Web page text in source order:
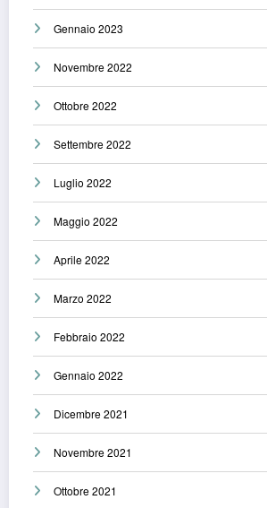
Gennaio 2023
Novembre 2022
Ottobre 2022
Settembre 2022
Luglio 2022
Maggio 2022
Aprile 2022
Marzo 2022
Febbraio 2022
Gennaio 2022
Dicembre 2021
Novembre 2021
Ottobre 2021